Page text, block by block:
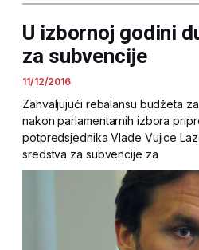
U izbornoj godini
za subvencije
11/12/2016
Zahvaljujući rebalansu budžeta
nakon parlamentarnih izbora
potpredsjednika Vlade Vujice
sredstva za subvencije za